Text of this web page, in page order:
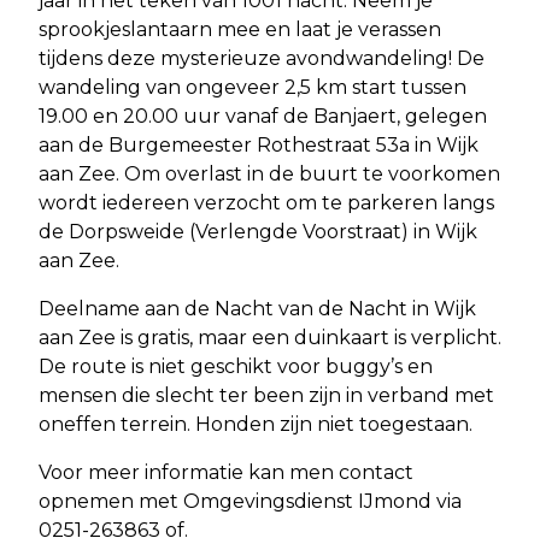
sprookjeslantaarn mee en laat je verassen
tijdens deze mysterieuze avondwandeling! De
wandeling van ongeveer 2,5 km start tussen
19.00 en 20.00 uur vanaf de Banjaert, gelegen
aan de Burgemeester Rothestraat 53a in Wijk
aan Zee. Om overlast in de buurt te voorkomen
wordt iedereen verzocht om te parkeren langs
de Dorpsweide (Verlengde Voorstraat) in Wijk
aan Zee.
Deelname aan de Nacht van de Nacht in Wijk
aan Zee is gratis, maar een duinkaart is verplicht.
De route is niet geschikt voor buggy’s en
mensen die slecht ter been zijn in verband met
oneffen terrein. Honden zijn niet toegestaan.
Voor meer informatie kan men contact
opnemen met Omgevingsdienst IJmond via
0251-263863 of.